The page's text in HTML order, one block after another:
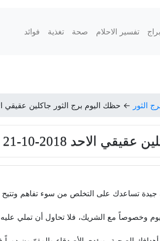
تفسير الاحلام صحة تغذية فوائد
الثور ← حظك اليوم برج الثور جاكلين عقيقي الاحد
الاحد 2018-10-21
جيدة تساعدك على التخلص من سوء تفاهم وتتيح
وخصوصاً مع الشريك، فلا تحاول أن تملي